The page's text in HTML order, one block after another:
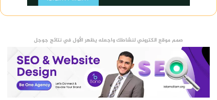
صمم موقع الكتروني لنشاطك واجعله يظهر الأول في نتائج جوجل